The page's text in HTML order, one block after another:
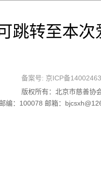
跳转至本
备案号: 京ICP备
版权所有：北京市慈善协
邮编：100078 邮箱：